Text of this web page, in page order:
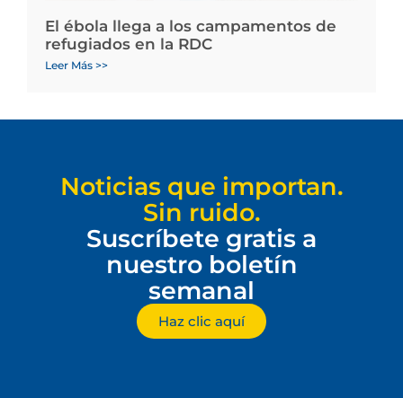
El ébola llega a los campamentos de
refugiados en la RDC
Leer Más >>
Noticias que importan.
Sin ruido.
Suscríbete gratis a
nuestro boletín
semanal
Haz clic aquí